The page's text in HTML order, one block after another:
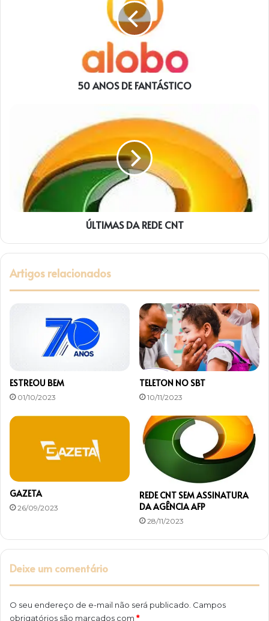
50 ANOS DE FANTÁSTICO
ÚLTIMAS DA REDE CNT
Artigos relacionados
ESTREOU BEM
01/10/2023
TELETON NO SBT
10/11/2023
GAZETA
26/09/2023
REDE CNT SEM ASSINATURA
DA AGÊNCIA AFP
28/11/2023
Deixe um comentário
O seu endereço de e-mail não será publicado. Campos
obrigatórios são marcados com *